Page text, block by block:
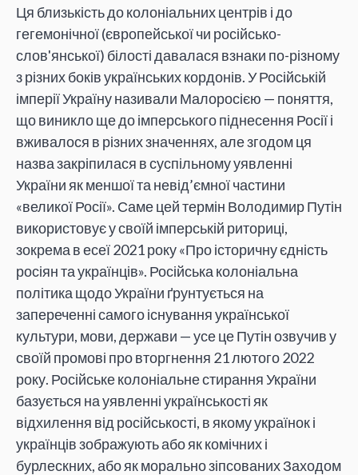
Ця близькість до колоніальних центрів і до
гегемонічної (європейської чи російсько-
слов'янської) білості давалася взнаки по-різному
з різних боків українських кордонів. У Російській
імперії Україну називали Малоросією — поняття,
що виникло ще до імперського піднесення Росії і
вживалося в різних значеннях, але згодом ця
назва закріпилася в суспільному уявленні
України як меншої та невід’ємної частини
«великої Росії». Саме цей термін Володимир Путін
використовує у своїй імперській риториці,
зокрема в есеї 2021 року «Про історичну єдність
росіян та українців». Російська колоніальна
політика щодо України ґрунтується на
запереченні самого існування української
культури, мови, держави — усе це Путін озвучив у
своїй промові про вторгнення 21 лютого 2022
року. Російське колоніальне стирання України
базується на уявленні українськості як
відхилення від російськості, в якому українок і
українців зображують або як комічних і
бурлескних, або як морально зіпсованих Заходом